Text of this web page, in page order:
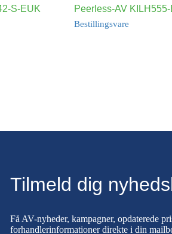
S-EUK Peerless-AV
Bestillingsvare
Tilmeld dig
Få AV-nyheder, kampagner, opdaterede
forhandlerinformationer direkte i din